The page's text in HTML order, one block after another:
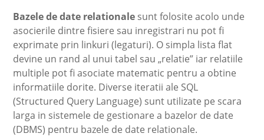
Bazele de date relationale sunt folosite acolo unde
asocierile dintre fisiere sau inregistrari nu pot fi
exprimate prin linkuri (legaturi). O simpla lista flat
devine un rand al unui tabel sau „relatie” iar relatiile
multiple pot fi asociate matematic pentru a obtine
informatiile dorite. Diverse iteratii ale SQL
(Structured Query Language) sunt utilizate pe scara
larga in sistemele de gestionare a bazelor de date
(DBMS) pentru bazele de date relationale.